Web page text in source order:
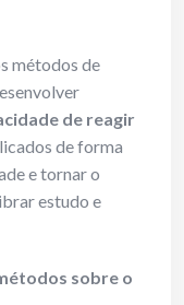
métodos de
de reagir
de forma
e tornar o
estudo e
sobre o